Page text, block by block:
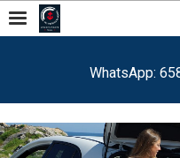
WhatsApp: